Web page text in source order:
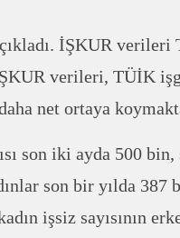
İŞKUR verileri
verileri, TÜİK
net ortaya
son iki ayda 500
son bir yılda 387
işsiz sayısının